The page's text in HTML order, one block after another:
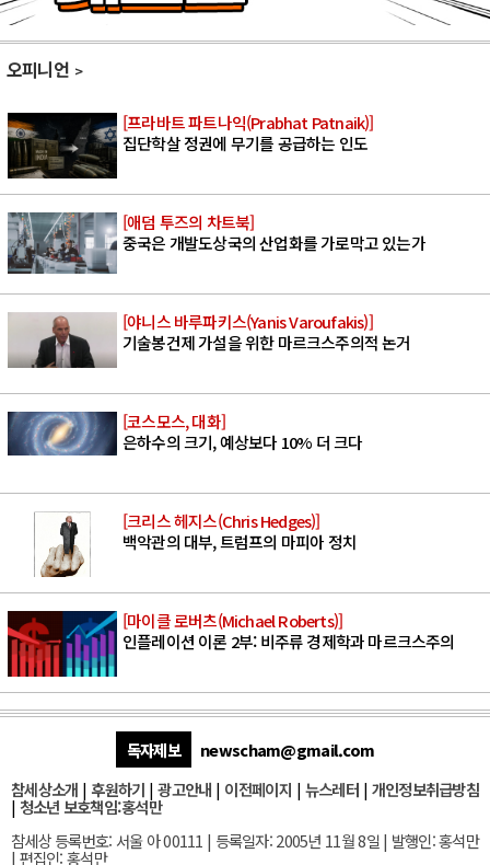
오피니언
[프라바트 파트나익(Prabhat Patnaik)]
집단학살 정권에 무기를 공급하는 인도
[애덤 투즈의 차트북]
중국은 개발도상국의 산업화를 가로막고 있는가
[야니스 바루파키스(Yanis Varoufakis)]
기술봉건제 가설을 위한 마르크스주의적 논거
[코스모스, 대화]
은하수의 크기, 예상보다 10% 더 크다
[크리스 헤지스(Chris Hedges)]
백악관의 대부, 트럼프의 마피아 정치
[마이클 로버츠(Michael Roberts)]
인플레이션 이론 2부: 비주류 경제학과 마르크스주의
독자제보
newscham@gmail.com
참세상소개 | 후원하기 |광고안내 | 이전페이지 | 뉴스레터| 개인정보취급방침
| 청소년 보호책임:홍석만
참세상 등록번호: 서울 아 00111 | 등록일자: 2005년 11월 8일 | 발행인: 홍석만
| 편집인: 홍석만